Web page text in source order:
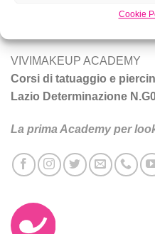
Cookie
Tecniche e prodotti per
VIVIMAKEUP ACADEMY
Corsi di tatuaggio e
Lazio Determinazione
La prima Academy per